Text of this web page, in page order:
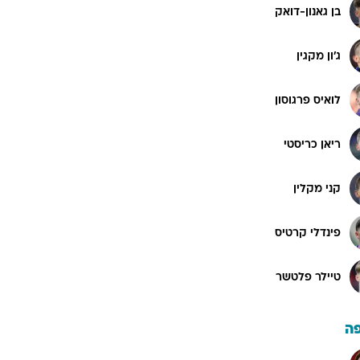
בן גאנון-דואק
ג'ון מקגין
לואיס פרגוסון
ריאן כריסטי
קני מקלין
פינדלי קרטיס
טיילר פלטשר